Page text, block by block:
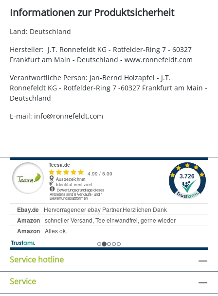
Informationen zur Produktsicherheit
Land: Deutschland
Hersteller: J.T. Ronnefeldt KG - Rotfelder-Ring 7 - 60327
Frankfurt am Main - Deutschland - www.ronnefeldt.com
Verantwortliche Person: Jan-Bernd Holzapfel - J.T.
Ronnefeldt KG - Rotfelder-Ring 7 -60327 Frankfurt am Main -
Deutschland
E-mail: info@ronnefeldt.com
Service hotline
Service